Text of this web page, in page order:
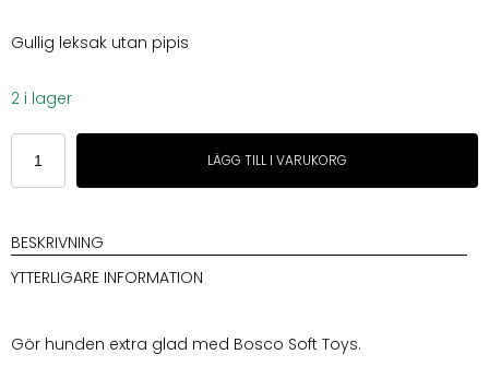
Gullig leksak utan pipis
2 i lager
MiaCara
Bosco
Soft
Boar
Brown
mängd
LÄGG TILL I VARUKORG
BESKRIVNING
YTTERLIGARE INFORMATION
Gör hunden extra glad med Bosco Soft Toys.